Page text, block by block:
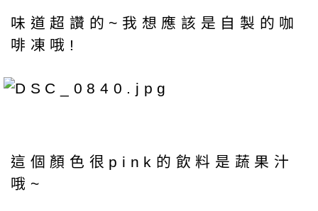
味道超讚的~我想應該是自製的咖
啡凍哦!
這個顏色很pink的飲料是蔬果汁
哦~